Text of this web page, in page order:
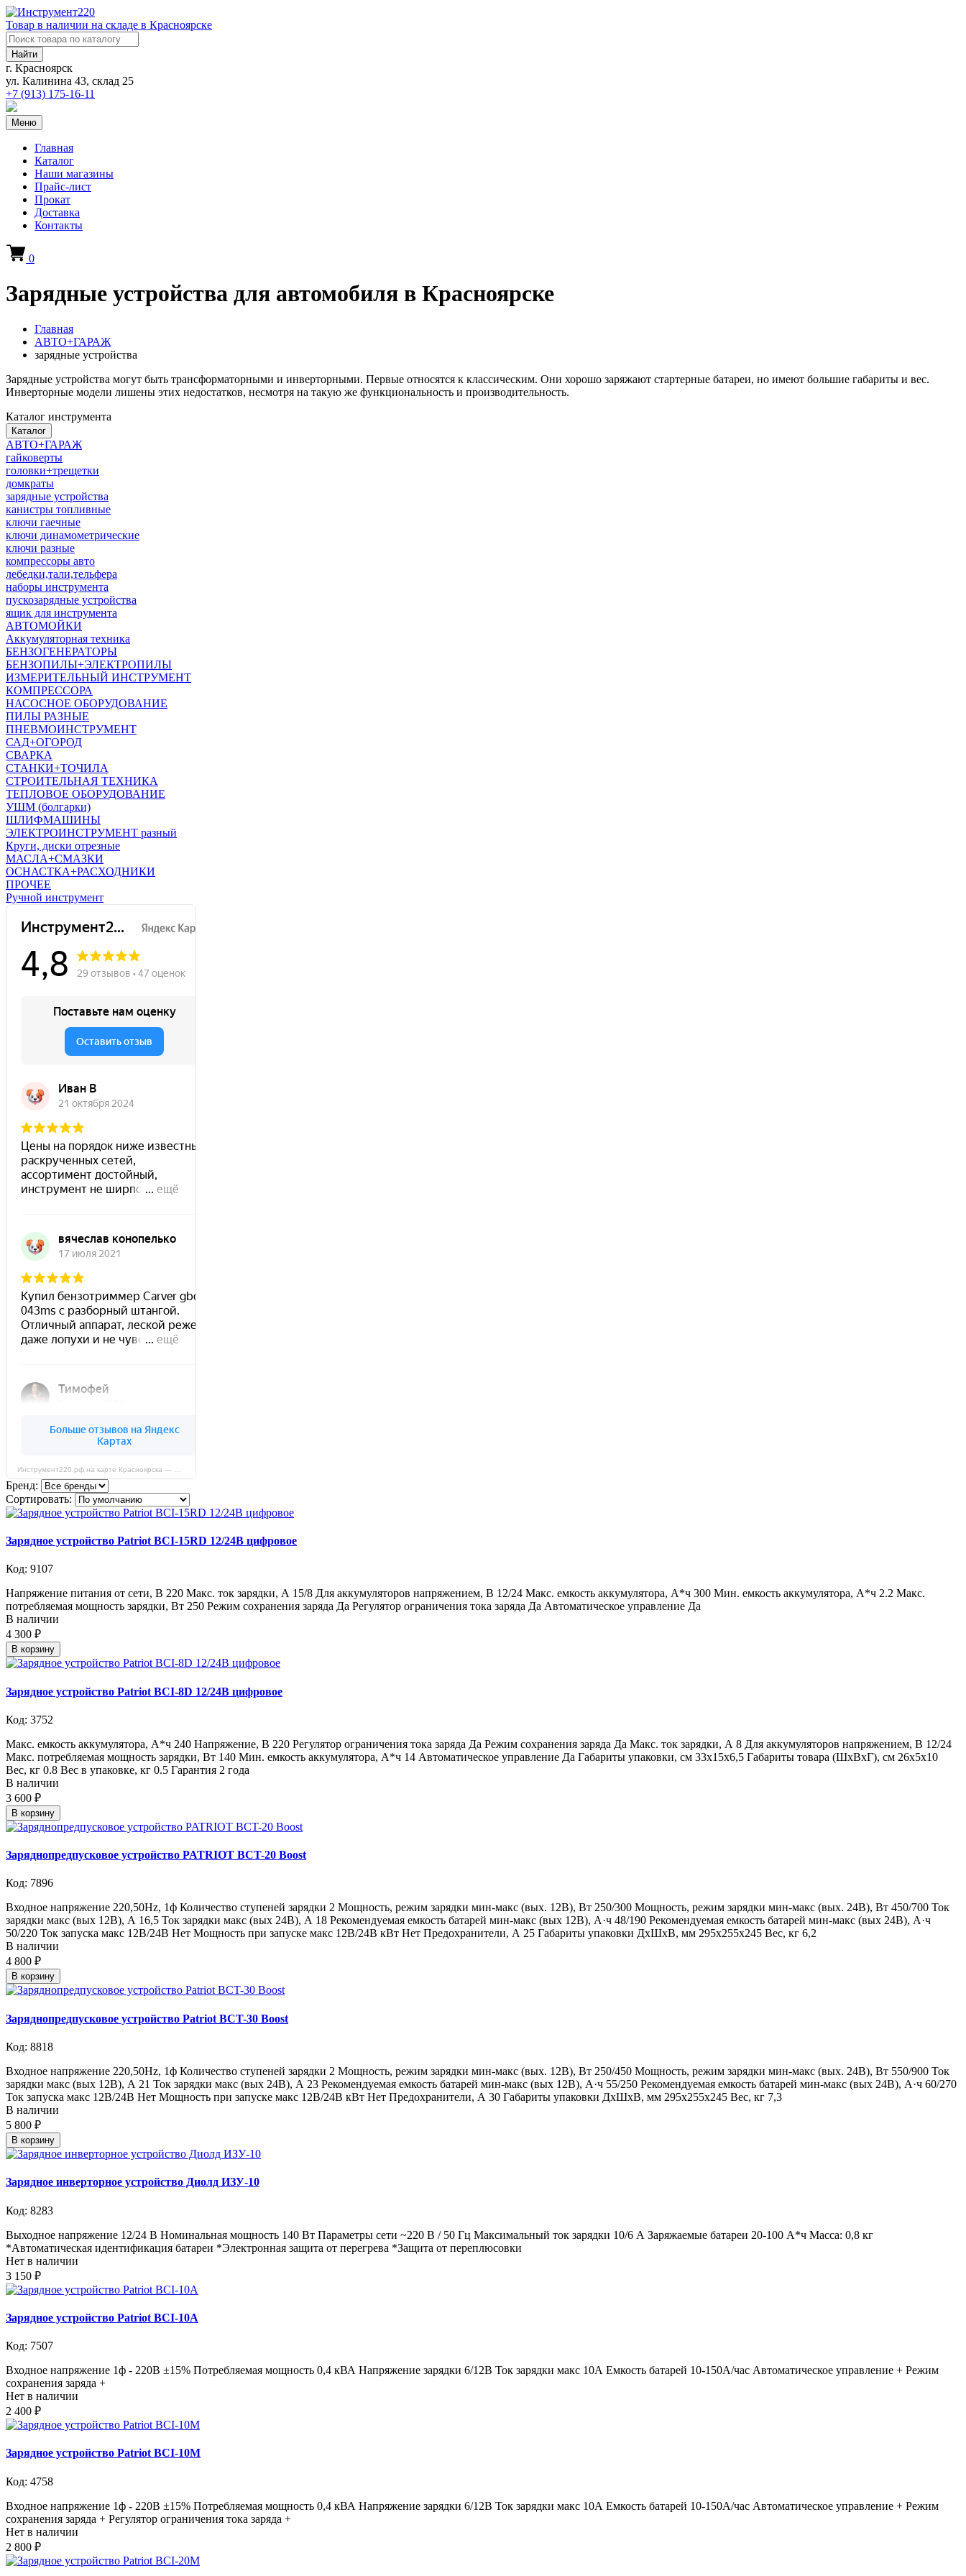
Товар в наличии на складе в Красноярске
Найти
г. Красноярск
ул. Калинина 43, склад 25
+7 (913) 175-16-11
Меню
Главная
Каталог
Наши магазины
Прайс-лист
Прокат
Доставка
Контакты
0
Зарядные устройства для автомобиля в Красноярске
Главная
АВТО+ГАРАЖ
зарядные устройства
Зарядные устройства могут быть трансформаторными и инверторными. Первые относятся к классическим. Они хорошо заряжают стартерные батареи, но имеют большие габариты и вес.
Инверторные модели лишены этих недостатков, несмотря на такую же функциональность и производительность.
Каталог инструмента
Каталог
АВТО+ГАРАЖ
гайковерты
головки+трещетки
домкраты
зарядные устройства
канистры топливные
ключи гаечные
ключи динамометрические
ключи разные
компрессоры авто
лебедки,тали,тельфера
наборы инструмента
пускозарядные устройства
ящик для инструмента
АВТОМОЙКИ
Аккумуляторная техника
БЕНЗОГЕНЕРАТОРЫ
БЕНЗОПИЛЫ+ЭЛЕКТРОПИЛЫ
ИЗМЕРИТЕЛЬНЫЙ ИНСТРУМЕНТ
КОМПРЕССОРА
НАСОСНОЕ ОБОРУДОВАНИЕ
ПИЛЫ РАЗНЫЕ
ПНЕВМОИНСТРУМЕНТ
САД+ОГОРОД
СВАРКА
СТАНКИ+ТОЧИЛА
СТРОИТЕЛЬНАЯ ТЕХНИКА
ТЕПЛОВОЕ ОБОРУДОВАНИЕ
УШМ (болгарки)
ШЛИФМАШИНЫ
ЭЛЕКТРОИНСТРУМЕНТ разный
Круги, диски отрезные
МАСЛА+СМАЗКИ
ОСНАСТКА+РАСХОДНИКИ
ПРОЧЕЕ
Ручной инструмент
Бренд:
Сортировать:
Зарядное устройство Patriot BCI-15RD 12/24В цифровое
Код: 9107
Напряжение питания от сети, В 220 Макс. ток зарядки, А 15/8 Для аккумуляторов напряжением, В 12/24 Макс. емкость аккумулятора, А*ч 300 Мин. емкость аккумулятора, А*ч 2.2 Макс.
потребляемая мощность зарядки, Вт 250 Режим сохранения заряда Да Регулятор ограничения тока заряда Да Автоматическое управление Да
В наличии
4 300 ₽
В корзину
Зарядное устройство Patriot BCI-8D 12/24В цифровое
Код: 3752
Макс. емкость аккумулятора, А*ч 240 Напряжение, В 220 Регулятор ограничения тока заряда Да Режим сохранения заряда Да Макс. ток зарядки, А 8 Для аккумуляторов напряжением, В 12/24
Макс. потребляемая мощность зарядки, Вт 140 Мин. емкость аккумулятора, А*ч 14 Автоматическое управление Да Габариты упаковки, cм 33x15x6,5 Габариты товара (ШхВхГ), cм 26x5x10
Вес, кг 0.8 Вес в упаковке, кг 0.5 Гарантия 2 года
В наличии
3 600 ₽
В корзину
Заряднопредпусковое устройство PATRIOT BCT-20 Boost
Код: 7896
Входное напряжение 220,50Hz, 1ф Количество ступеней зарядки 2 Мощность, режим зарядки мин-макс (вых. 12В), Вт 250/300 Мощность, режим зарядки мин-макс (вых. 24В), Вт 450/700 Ток
зарядки макс (вых 12В), А 16,5 Ток зарядки макс (вых 24В), А 18 Рекомендуемая емкость батарей мин-макс (вых 12В), А·ч 48/190 Рекомендуемая емкость батарей мин-макс (вых 24В), А·ч
50/220 Ток запуска макс 12В/24В Нет Мощность при запуске макс 12В/24В кВт Нет Предохранители, А 25 Габариты упаковки ДхШхВ, мм 295x255x245 Вес, кг 6,2
В наличии
4 800 ₽
В корзину
Заряднопредпусковое устройство Patriot BCT-30 Boost
Код: 8818
Входное напряжение 220,50Hz, 1ф Количество ступеней зарядки 2 Мощность, режим зарядки мин-макс (вых. 12В), Вт 250/450 Мощность, режим зарядки мин-макс (вых. 24В), Вт 550/900 Ток
зарядки макс (вых 12В), А 21 Ток зарядки макс (вых 24В), А 23 Рекомендуемая емкость батарей мин-макс (вых 12В), А·ч 55/250 Рекомендуемая емкость батарей мин-макс (вых 24В), А·ч 60/270
Ток запуска макс 12В/24В Нет Мощность при запуске макс 12В/24В кВт Нет Предохранители, А 30 Габариты упаковки ДхШхВ, мм 295x255x245 Вес, кг 7,3
В наличии
5 800 ₽
В корзину
Зарядное инверторное устройство Диолд ИЗУ-10
Код: 8283
Выходное напряжение 12/24 В Номинальная мощность 140 Вт Параметры сети ~220 В / 50 Гц Максимальный ток зарядки 10/6 А Заряжаемые батареи 20-100 А*ч Масса: 0,8 кг
*Автоматическая идентификация батареи *Электронная защита от перегрева *Защита от переплюсовки
Нет в наличии
3 150 ₽
Зарядное устройство Patriot BCI-10А
Код: 7507
Входное напряжение 1ф - 220В ±15% Потребляемая мощность 0,4 кВА Напряжение зарядки 6/12В Ток зарядки макс 10А Емкость батарей 10-150А/час Автоматическое управление + Режим
сохранения заряда +
Нет в наличии
2 400 ₽
Зарядное устройство Patriot BCI-10М
Код: 4758
Входное напряжение 1ф - 220В ±15% Потребляемая мощность 0,4 кВА Напряжение зарядки 6/12В Ток зарядки макс 10А Емкость батарей 10-150А/час Автоматическое управление + Режим
сохранения заряда + Регулятор ограничения тока заряда +
Нет в наличии
2 800 ₽